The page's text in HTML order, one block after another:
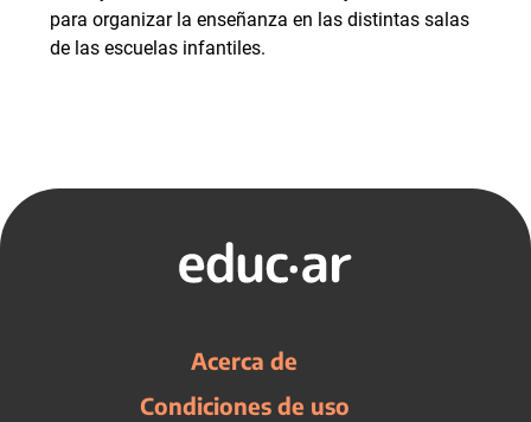
para organizar la enseñanza en las distintas salas
de las escuelas infantiles.
Acerca de
Condiciones de uso